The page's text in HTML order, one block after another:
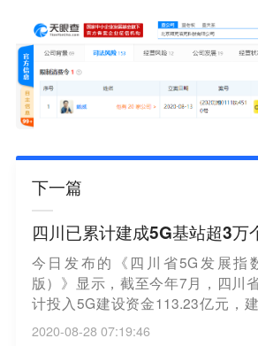
下一篇
四川已累计建成5G基站超3万
今日发布的《四川省5G发展指
版）》显示，截至今年7月，四川
计投入5G建设资金113.23亿元，
个，其中成都、绵阳、泸州、乐山
2020-08-28 07:19:46